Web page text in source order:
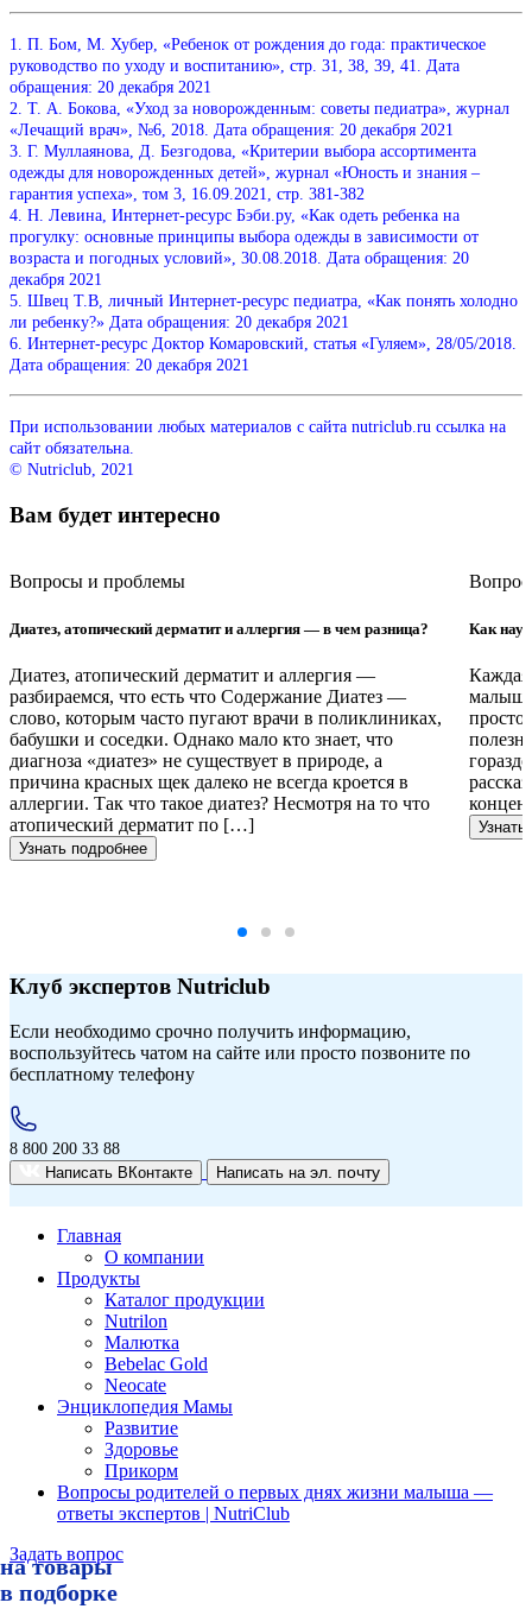
1. П. Бом, М. Хубер, «Ребенок от рождения до года: практическое
руководство по уходу и воспитанию», стр. 31, 38, 39, 41. Дата
обращения: 20 декабря 2021
2. Т. А. Бокова, «Уход за новорожденным: советы педиатра», журнал
«Лечащий врач», №6, 2018. Дата обращения: 20 декабря 2021
3. Г. Муллаянова, Д. Безгодова, «Критерии выбора ассортимента
одежды для новорожденных детей», журнал «Юность и знания –
гарантия успеха», том 3, 16.09.2021, стр. 381-382
4. Н. Левина, Интернет-ресурс Бэби.ру, «Как одеть ребенка на
прогулку: основные принципы выбора одежды в зависимости от
возраста и погодных условий», 30.08.2018. Дата обращения: 20
декабря 2021
5. Швец Т.В, личный Интернет-ресурс педиатра, «Как понять холодно
ли ребенку?» Дата обращения: 20 декабря 2021
6. Интернет-ресурс Доктор Комаровский, статья «Гуляем», 28/05/2018.
Дата обращения: 20 декабря 2021
При использовании любых материалов с сайта nutriclub.ru ссылка на
сайт обязательна.
© Nutriclub, 2021
Вам будет интересно
Вопросы и проблемы
Диатез, атопический дерматит и аллергия — в чем разница?
Диатез, атопический дерматит и аллергия —
разбираемся, что есть что Содержание Диатез —
слово, которым часто пугают врачи в поликлиниках,
бабушки и соседки. Однако мало кто знает, что
диагноза «диатез» не существует в природе, а
причина красных щек далеко не всегда кроется в
аллергии. Так что такое диатез? Несмотря на то что
атопический дерматит по […]
Узнать подробнее
Как
Каждая
малыш
просто
Узнать
Клуб экспертов Nutriclub
Если необходимо срочно получить информацию,
воспользуйтесь чатом на сайте или просто позвоните по
бесплатному телефону
8 800 200 33 88
Написать ВКонтакте
Написать на эл. почту
Главная
О компании
Продукты
Каталог продукции
Nutrilon
Малютка
Bebelac Gold
Neocate
Энциклопедия Мамы
Развитие
Здоровье
Прикорм
Вопросы родителей о первых днях жизни малыша —
ответы экспертов | NutriClub
Задать вопрос
на товары
в подборке
Условия акции «Скидка 10% при покупке товара из подборки по промокоду 10NUTRICLUB»